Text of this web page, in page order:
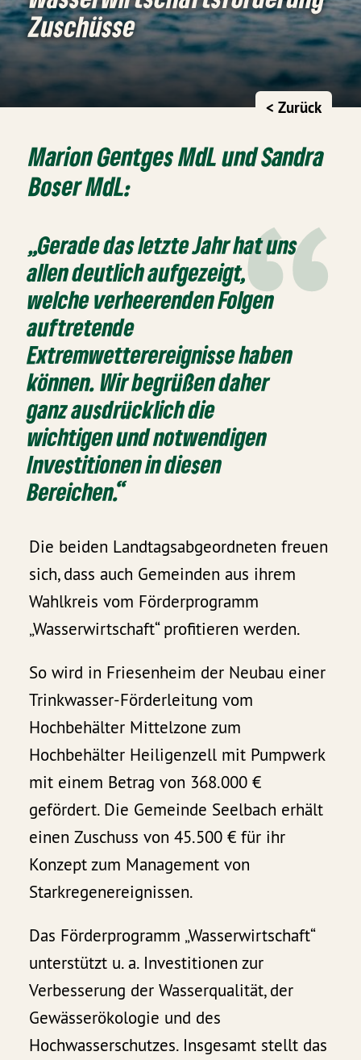
Zuschüsse
< Zurück
Marion Gentges MdL und Sandra
Boser MdL:
„Gerade das letzte Jahr hat uns
allen deutlich aufgezeigt,
welche verheerenden Folgen
auftretende
Extremwetterereignisse haben
können. Wir begrüßen daher
ganz ausdrücklich die
wichtigen und notwendigen
Investitionen in diesen
Bereichen.“
Die beiden Landtagsabgeordneten freuen
sich, dass auch Gemeinden aus ihrem
Wahlkreis vom Förderprogramm
„Wasserwirtschaft“ profitieren werden.
So wird in Friesenheim der Neubau einer
Trinkwasser-Förderleitung vom
Hochbehälter Mittelzone zum
Hochbehälter Heiligenzell mit Pumpwerk
mit einem Betrag von 368.000 €
gefördert. Die Gemeinde Seelbach erhält
einen Zuschuss von 45.500 € für ihr
Konzept zum Management von
Starkregenereignissen.
Das Förderprogramm „Wasserwirtschaft“
unterstützt u. a. Investitionen zur
Verbesserung der Wasserqualität, der
Gewässerökologie und des
Hochwasserschutzes. Insgesamt stellt das